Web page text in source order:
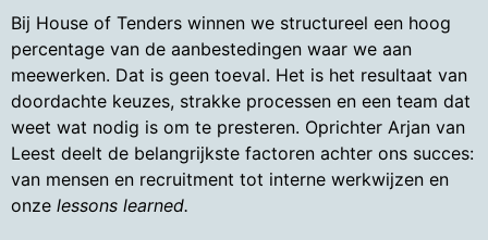
Bij House of Tenders winnen we structureel een hoog
percentage van de aanbestedingen waar we aan
meewerken. Dat is geen toeval. Het is het resultaat van
doordachte keuzes, strakke processen en een team dat
weet wat nodig is om te presteren. Oprichter Arjan van
Leest deelt de belangrijkste factoren achter ons succes:
van mensen en recruitment tot interne werkwijzen en
onze lessons learned.